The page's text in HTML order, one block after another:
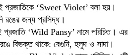
প্রজাতিকে ‘Sweet Violet’ বলা হয়।
রঙের জন্য প্রসিদ্ধ।
প্রজাতি ‘Wild Pansy’ নামে পরিচিত। এর
বিভক্ত থাকে: বেগুনি, হলুদ ও সাদা।